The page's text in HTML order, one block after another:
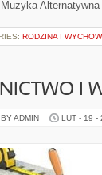
RODZINA I
I
ADMIN LUT - 19 -